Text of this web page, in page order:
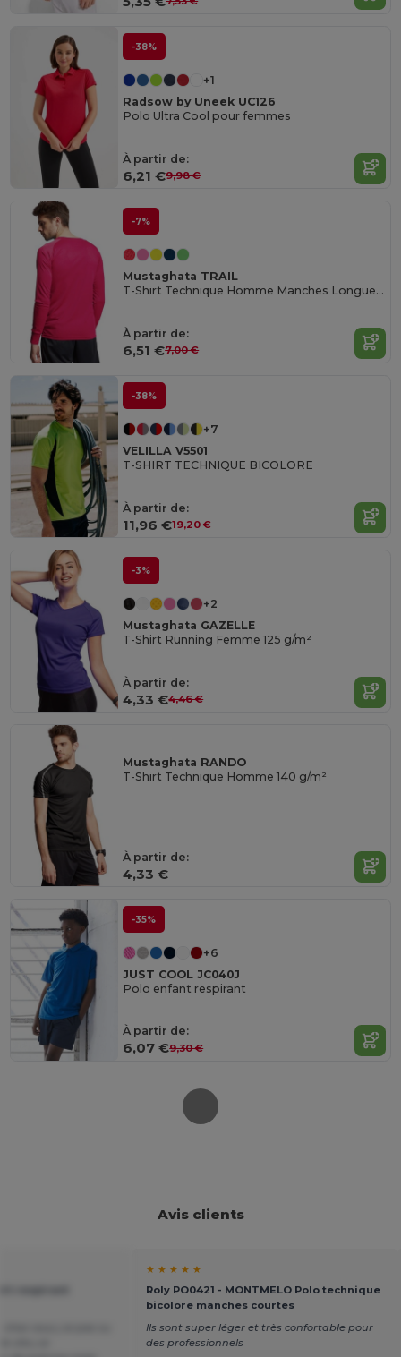
-38%
+1
Radsow by Uneek UC126
Polo Ultra Cool pour femmes
À partir de:
6,21 €9,98 €
-7%
Mustaghata TRAIL
T-Shirt Technique Homme Manches Longues 140 g/m²
À partir de:
6,51 €7,00 €
-38%
+7
VELILLA V5501
T-SHIRT TECHNIQUE BICOLORE
À partir de:
11,96 €19,20 €
-3%
+2
Mustaghata GAZELLE
T-Shirt Running Femme 125 g/m²
À partir de:
4,33 €4,46 €
Mustaghata RANDO
T-Shirt Technique Homme 140 g/m²
À partir de:
4,33 €
-35%
+6
JUST COOL JC040J
Polo enfant respirant
À partir de:
6,07 €9,30 €
Avis clients
★ ★ ★ ★ ★
Roly PO0421 - MONTMELO Polo technique
bicolore manches courtes
Ils sont super léger et très confortable pour
des professionnels